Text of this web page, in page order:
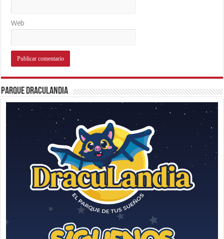
Web
Parque Draculandia